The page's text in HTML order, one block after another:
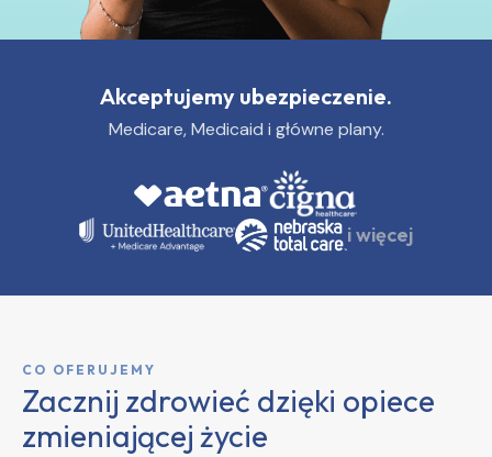
Akceptujemy ubezpieczenie.
Medicare, Medicaid i główne plany.
i więcej
CO OFERUJEMY
Zacznij zdrowieć dzięki opiece
zmieniającej życie